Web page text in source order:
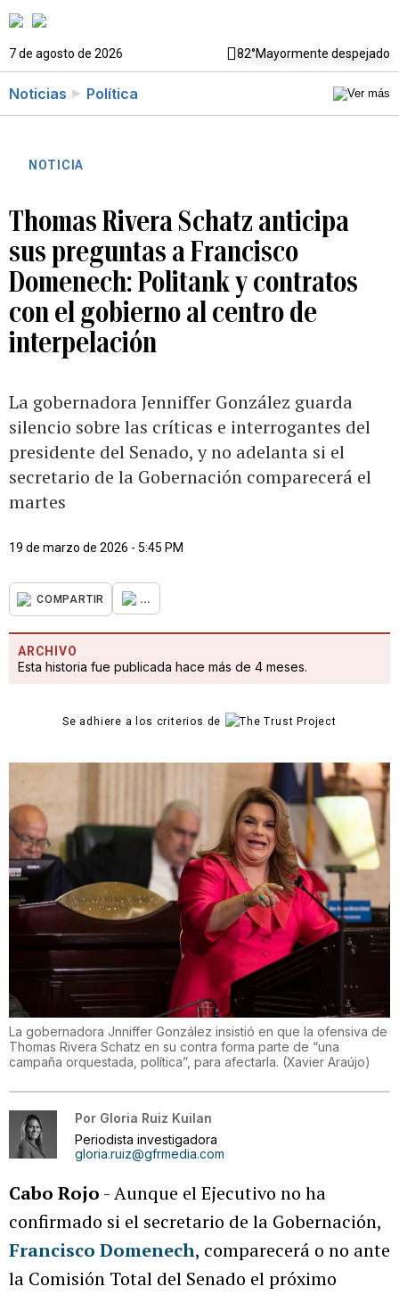
7 de agosto de 2026 82°Mayormente despejado
Noticias Política
NOTICIA
Thomas Rivera Schatz anticipa
sus preguntas a Francisco
Domenech: Politank y contratos
con el gobierno al centro de
interpelación
La gobernadora Jenniffer González guarda
silencio sobre las críticas e interrogantes del
presidente del Senado, y no adelanta si el
secretario de la Gobernación comparecerá el
martes
19 de marzo de 2026 - 5:45 PM
COMPARTIR ...
ARCHIVO
Esta historia fue publicada hace más de 4 meses.
Se adhiere a los criterios de
La gobernadora Jnniffer González insistió en que la ofensiva de
Thomas Rivera Schatz en su contra forma parte de “una
campaña orquestada, política”, para afectarla. (Xavier Araújo)
Por Gloria Ruiz Kuilan
Periodista investigadora
gloria.ruiz@gfrmedia.com
Cabo Rojo - Aunque el Ejecutivo no ha
confirmado si el secretario de la Gobernación,
Francisco Domenech, comparecerá o no ante
la Comisión Total del Senado el próximo